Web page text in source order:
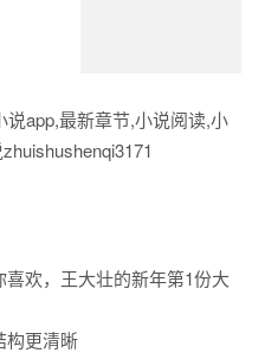
app,最新章节,小说阅读,小
喜欢，王大壮的新年第1份大
构更清晰